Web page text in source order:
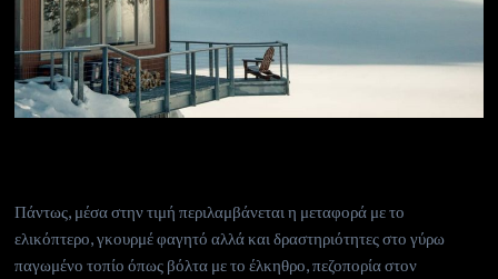
Πάντως, μέσα στην τιμή περιλαμβάνεται η μεταφορά με το
ελικόπτερο, γκουρμέ φαγητό αλλά και δραστηριότητες στο γύρω
παγωμένο τοπίο όπως βόλτα με το έλκηθρο, πεζοπορία στον